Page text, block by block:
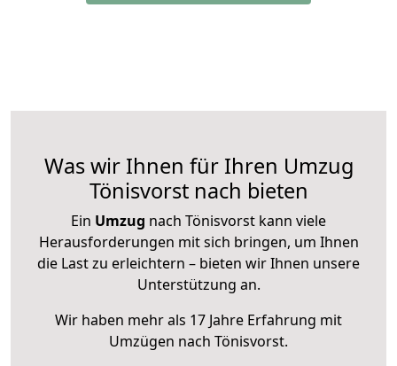
Was wir Ihnen für Ihren Umzug
Tönisvorst nach bieten
Ein Umzug nach Tönisvorst kann viele
Herausforderungen mit sich bringen, um Ihnen
die Last zu erleichtern – bieten wir Ihnen unsere
Unterstützung an.
Wir haben mehr als 17 Jahre Erfahrung mit
Umzügen nach Tönisvorst.